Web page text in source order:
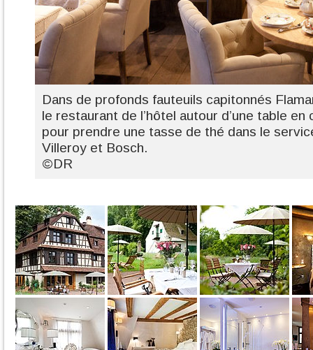
Dans de profonds fauteuils capitonnés
le restaurant de l’hôtel autour d’une table
pour prendre une tasse de thé dans le
Villeroy et Bosch.
©DR